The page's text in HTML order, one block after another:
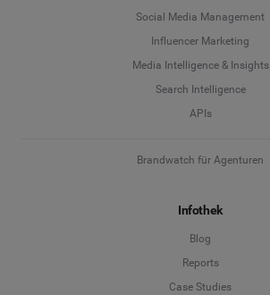
Social Media Management
Influencer Marketing
Media Intelligence & Insights
Search Intelligence
APIs
Brandwatch für Agenturen
Infothek
Blog
Reports
Case Studies